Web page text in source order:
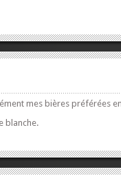
mes bières préférées
blanche.